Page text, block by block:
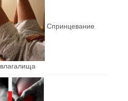
Спринцевание
влагалища